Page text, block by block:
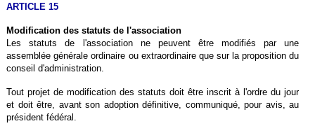
ARTICLE 15
Modification des statuts de l'association
Les statuts de l'association ne peuvent être modifiés par une
assemblée générale ordinaire ou extraordinaire que sur la proposition du
conseil d'administration.
Tout projet de modification des statuts doit être inscrit à l'ordre du jour
et doit être, avant son adoption définitive, communiqué, pour avis, au
président fédéral.